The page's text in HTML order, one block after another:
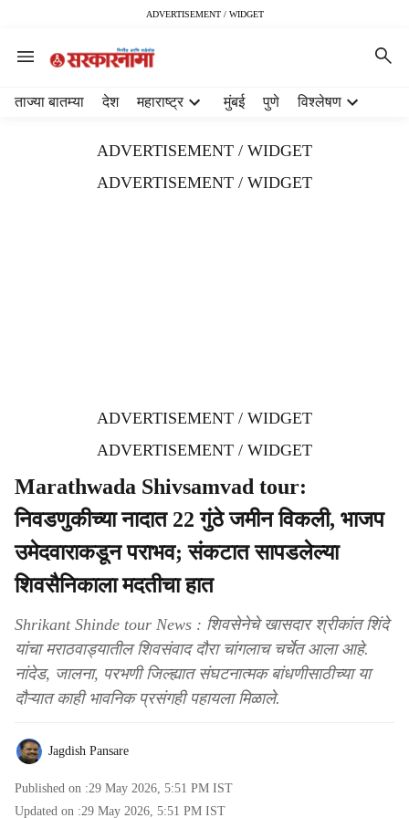
ADVERTISEMENT / WIDGET
ताज्या बातम्या देश महाराष्ट्र मुंबई पुणे विश्लेषण
ADVERTISEMENT / WIDGET
ADVERTISEMENT / WIDGET
ADVERTISEMENT / WIDGET
ADVERTISEMENT / WIDGET
Marathwada Shivsamvad tour:
निवडणुकीच्या नादात 22 गुंठे जमीन विकली, भाजप
उमेदवाराकडून पराभव; संकटात सापडलेल्या
शिवसैनिकाला मदतीचा हात
Shrikant Shinde tour News : शिवसेनेचे खासदार श्रीकांत शिंदे
यांचा मराठवाड्यातील शिवसंवाद दौरा चांगलाच चर्चेत आला आहे.
नांदेड, जालना, परभणी जिल्ह्यात संघटनात्मक बांधणीसाठीच्या या
दौऱ्यात काही भावनिक प्रसंगही पहायला मिळाले.
Jagdish Pansare
Published on :29 May 2026, 5:51 PM IST
Updated on :29 May 2026, 5:51 PM IST